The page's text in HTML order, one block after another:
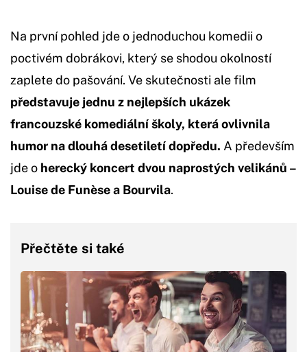
Na první pohled jde o jednoduchou komedii o
poctivém dobrákovi, který se shodou okolností
zaplete do pašování. Ve skutečnosti ale film
představuje jednu z nejlepších ukázek
francouzské komediální školy, která ovlivnila
humor na dlouhá desetiletí dopředu. A především
jde o herecký koncert dvou naprostých velikánů –
Louise de Funèse a Bourvila.
Přečtěte si také